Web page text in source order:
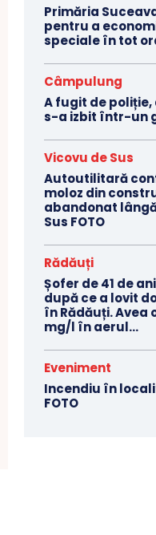
Primăria
pentru a
speciale în tot
Câmpulung
A fugit de poliție,
s-a izbit într-un
Vicovu de Sus
Autoutilitară
moloz din
abandonat
Sus FOTO
Rădăuți
Șofer de 41 de
după ce a lovit
în Rădăuți. Avea
mg/l în aerul...
Eveniment
Incendiu în
FOTO